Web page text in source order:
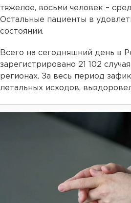
тяжелое, восьми человек –
Остальные пациенты в
состоянии.
Всего на сегодняшний день в
зарегистрировано 21 102
регионах. За весь период
летальных исходов,